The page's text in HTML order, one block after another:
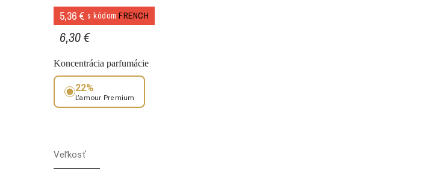
5,36 € s kódom FRENCH
6,30 €
Koncentrácia parfumácie
22%
L’amour Premium
Veľkosť